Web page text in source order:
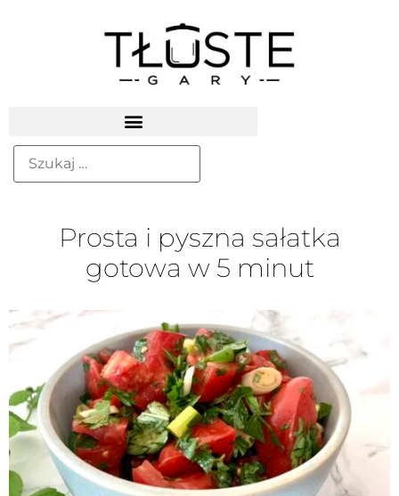
Prosta i pyszna sałatka
gotowa w 5 minut